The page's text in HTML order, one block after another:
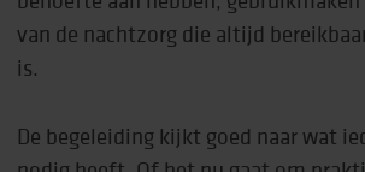
van de nachtzorg die altijd
is.
De begeleiding kijkt goed naar wat